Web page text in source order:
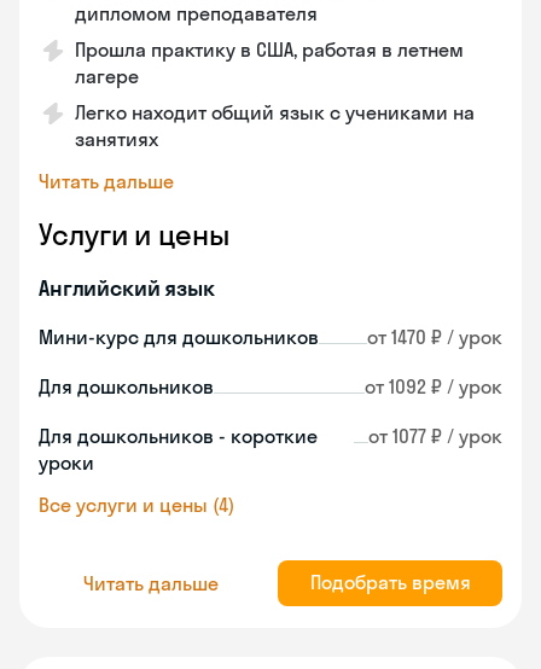
дипломом преподавателя
Прошла практику в США, работая в летнем
лагере
Легко находит общий язык с учениками на
занятиях
Читать дальше
Услуги и цены
Английский язык
Мини-курс для дошкольников от 1470 ₽ / урок
Для дошкольников от 1092 ₽ / урок
Для дошкольников - короткие
уроки
от 1077 ₽ / урок
Все услуги и цены (4)
Читать дальше Подобрать время